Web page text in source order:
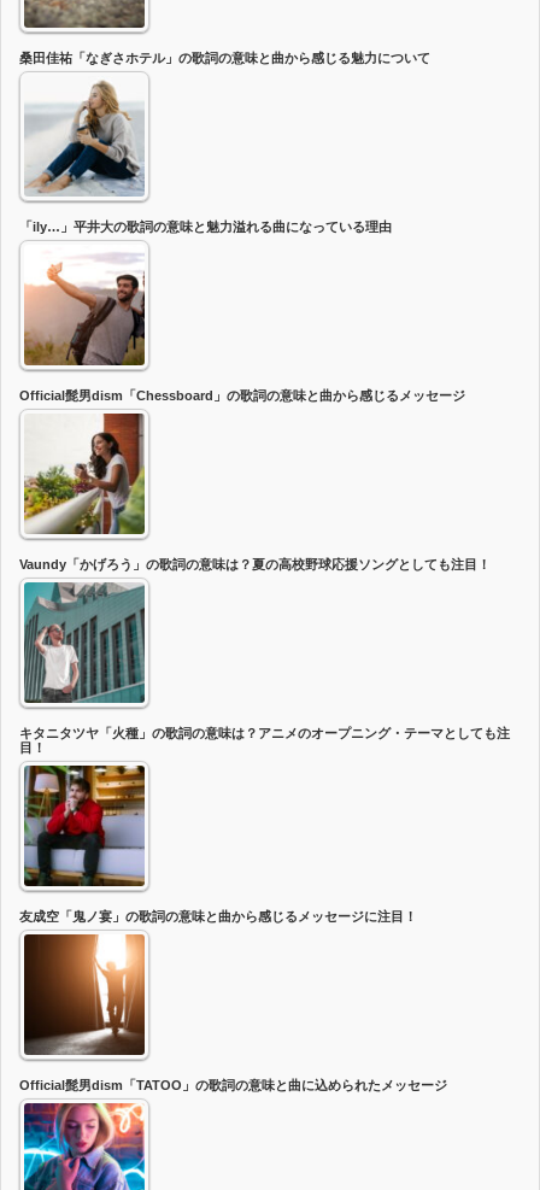
桑田佳祐「なぎさホテル」の歌詞の意味と曲から感じる魅力について
「ily…」平井大の歌詞の意味と魅力溢れる曲になっている理由
Official髭男dism「Chessboard」の歌詞の意味と曲から感じるメッセージ
Vaundy「かげろう」の歌詞の意味は？夏の高校野球応援ソングとしても注目！
キタニタツヤ「火種」の歌詞の意味は？アニメのオープニング・テーマとしても注
目！
友成空「鬼ノ宴」の歌詞の意味と曲から感じるメッセージに注目！
Official髭男dism「TATOO」の歌詞の意味と曲に込められたメッセージ